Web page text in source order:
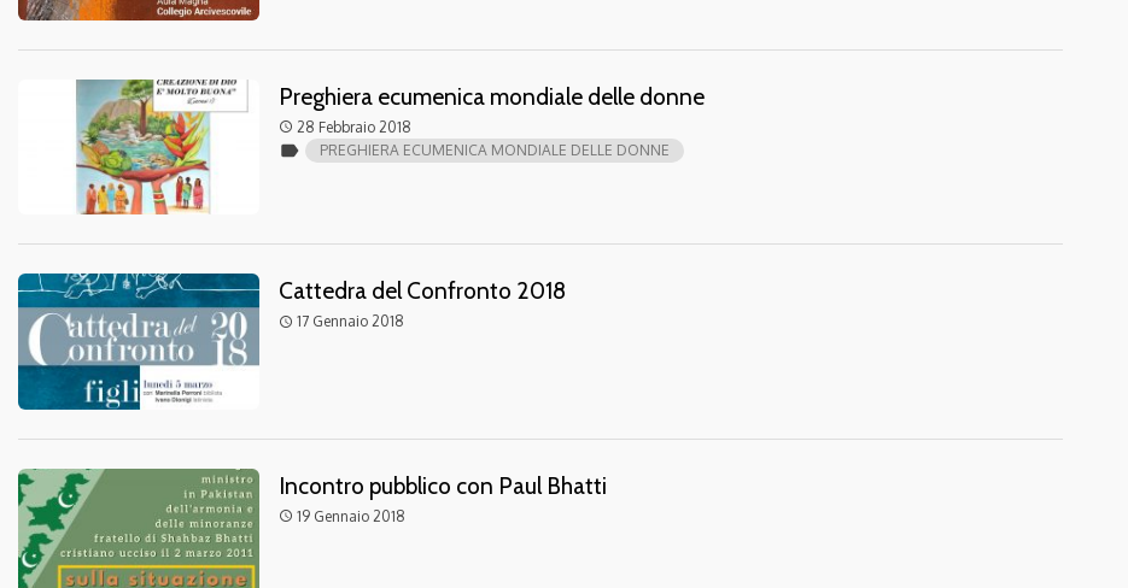
Preghiera ecumenica mondiale delle donne
access_time 28 Febbraio 2018
label PREGHIERA ECUMENICA MONDIALE DELLE DONNE
Cattedra del Confronto 2018
access_time 17 Gennaio 2018
Incontro pubblico con Paul Bhatti
access_time 19 Gennaio 2018